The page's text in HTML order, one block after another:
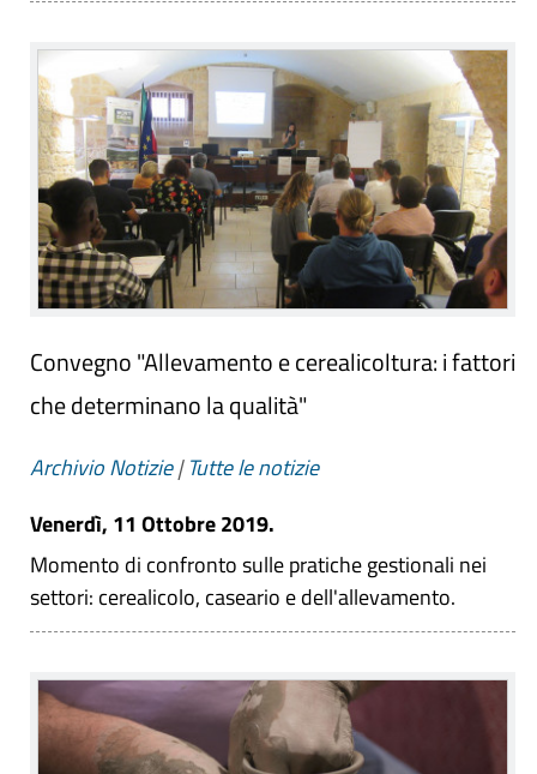
Convegno "Allevamento e cerealicoltura: i fattori
che determinano la qualità"
Archivio Notizie|Tutte le notizie
Venerdì, 11 Ottobre 2019.
Momento di confronto sulle pratiche gestionali nei
settori: cerealicolo, caseario e dell'allevamento.